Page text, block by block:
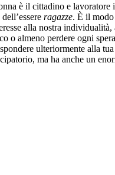
è il cittadino e lavoratore
ragazze. È il
alla nostra individualità,
o almeno perdere ogni
ulteriormente alla
ma ha anche un